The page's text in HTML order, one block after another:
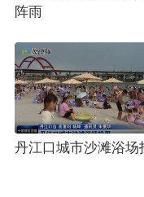
阵雨
丹江口城市沙滩浴场